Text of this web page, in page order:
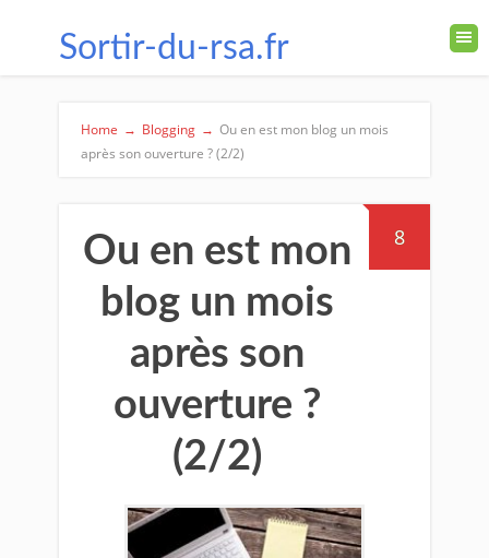
Sortir-du-rsa.fr
Home → Blogging → Ou en est mon blog un mois
après son ouverture ? (2/2)
8
Ou en est mon
blog un mois
après son
ouverture ?
(2/2)